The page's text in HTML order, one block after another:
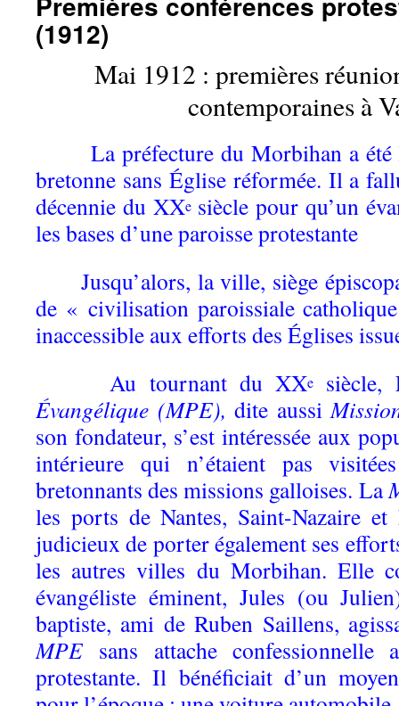
(1912)
Mai 1912 : premières
contemporaines à
La préfecture du Morbihan a été
bretonne sans Église réformée. Il a
décennie du XXesiècle pour qu’un
les bases d’une paroisse protestante
Jusqu’alors, la ville, siège
de « civilisation paroissiale
inaccessible aux efforts des Églises
Au tournant du XXe
Évangélique (MPE),dite aussi
son fondateur, s’est intéressée aux
intérieure qui n’étaient pas
bretonnants des missions galloises. La
les ports de Nantes, Saint-Nazaire
judicieux de porter également ses
les autres villes du Morbihan. Elle
évangéliste éminent, Jules (ou
baptiste, ami de Ruben Saillens,
MPE sans attache confessionnelle
protestante. Il bénéficiait d’un